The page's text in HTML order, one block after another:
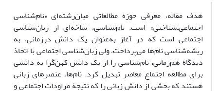
هدف مقاله، معرفی حوزه مطالعاتی میان‌رشته‌ای «نام‌شناسی
اجتماعی‌ـ‌شناختی» است. نام‌شناسی، شاخه‌ای از زبان‌شناسی
اجتماعی است که در آغاز به‌عنوان یک دانش درزمانی، به
ریشه‌شناسی نام‌ها می‌پرداخت، ولی زبان‌شناسی اجتماعی با اتخاذ
دیدگاه هم‌زمانی، نام‌شناسی را از یک دانش کهن‌گرا به دانشی
برای مطالعه اجتماع معاصر تبدیل کرد. نام‌ها، عنصرهای زبانی
هستند که بخشی از دانش زبانی را که نتیجۀ‌ مراودات اجتماعی و